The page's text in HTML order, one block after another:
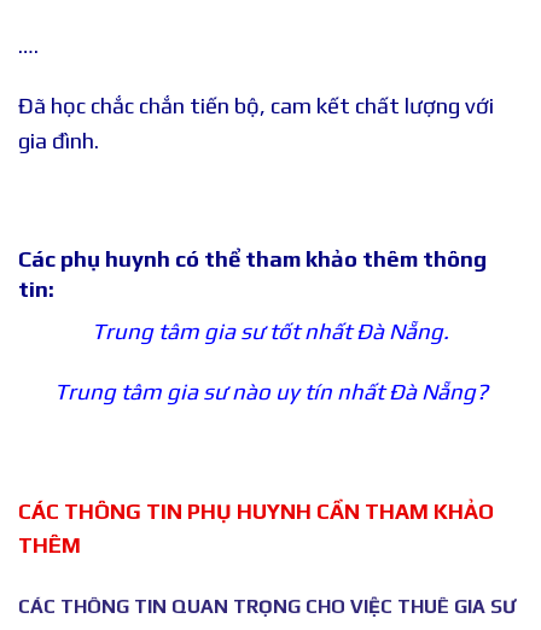
….
Đã học chắc chắn tiến bộ, cam kết chất lượng với
gia đình.
Các phụ huynh có thể tham khảo thêm thông
tin:
Trung tâm gia sư tốt nhất Đà Nẵng.
Trung tâm gia sư nào uy tín nhất Đà Nẵng?
CÁC THÔNG TIN PHỤ HUYNH CẦN THAM KHẢO
THÊM
CÁC THÔNG TIN QUAN TRỌNG CHO VIỆC THUÊ GIA SƯ